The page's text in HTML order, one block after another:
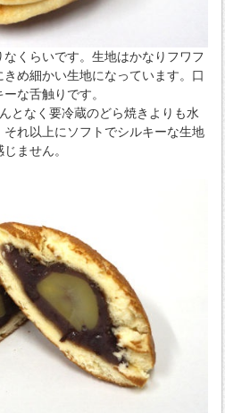
くらいです。生地はかなりフワフ
め細かい生地になっています。口
な舌触りです。
となく要冷蔵のどら焼きよりも水
れ以上にソフトでシルキーな生地
ません。